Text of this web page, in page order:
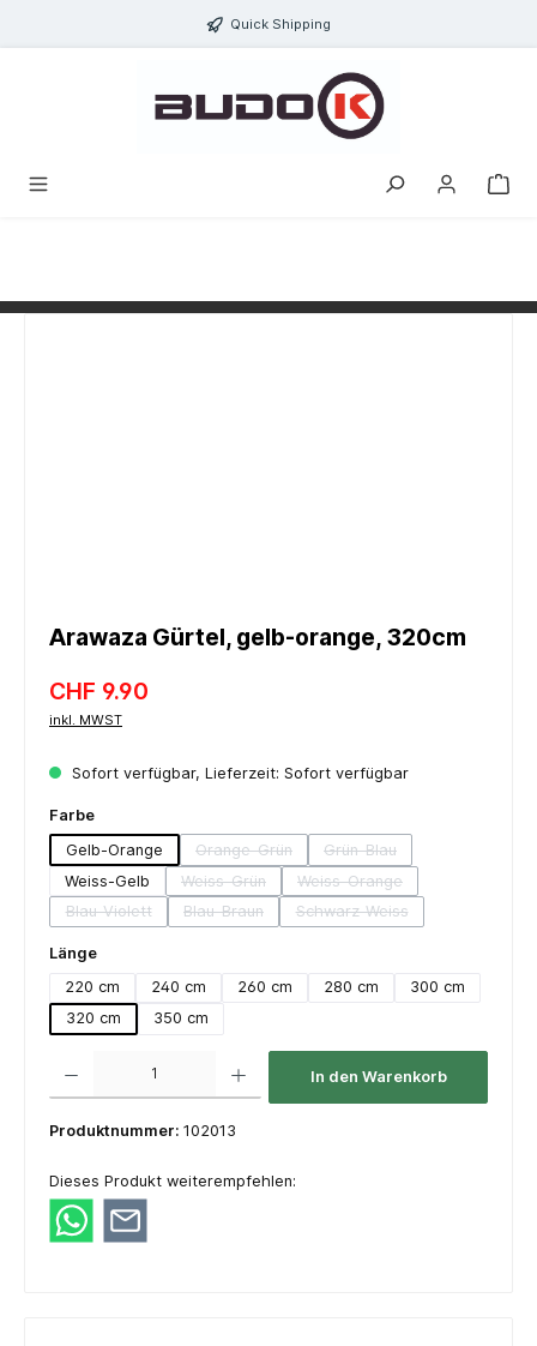
Quick Shipping
Arawaza Gürtel, gelb-orange, 320cm
CHF 9.90
inkl. MWST
Sofort verfügbar, Lieferzeit: Sofort verfügbar
Farbeauswählen
Gelb-Orange
Orange-Grün
(Diese Option ist zurzeit nicht verfügbar.)
Grün-Blau
(Diese Option ist zurzeit
Weiss-Gelb Weiss-Grün
(Diese Option ist zurzeit nicht verfügbar.)
Weiss-Orange
(Diese Option ist zurzeit
Blau-Violett
(Diese Option ist zurzeit nicht verfügbar.)
Blau-Braun
(Diese Option ist zurzeit nicht verfügbar.)
Schwarz-Weiss
(Diese Option ist zurzeit
Längeauswählen
220 cm
240 cm 260 cm 280 cm
300 cm
320 cm
350 cm
In den Warenkorb
Produktnummer: 102013
Dieses Produkt weiterempfehlen: